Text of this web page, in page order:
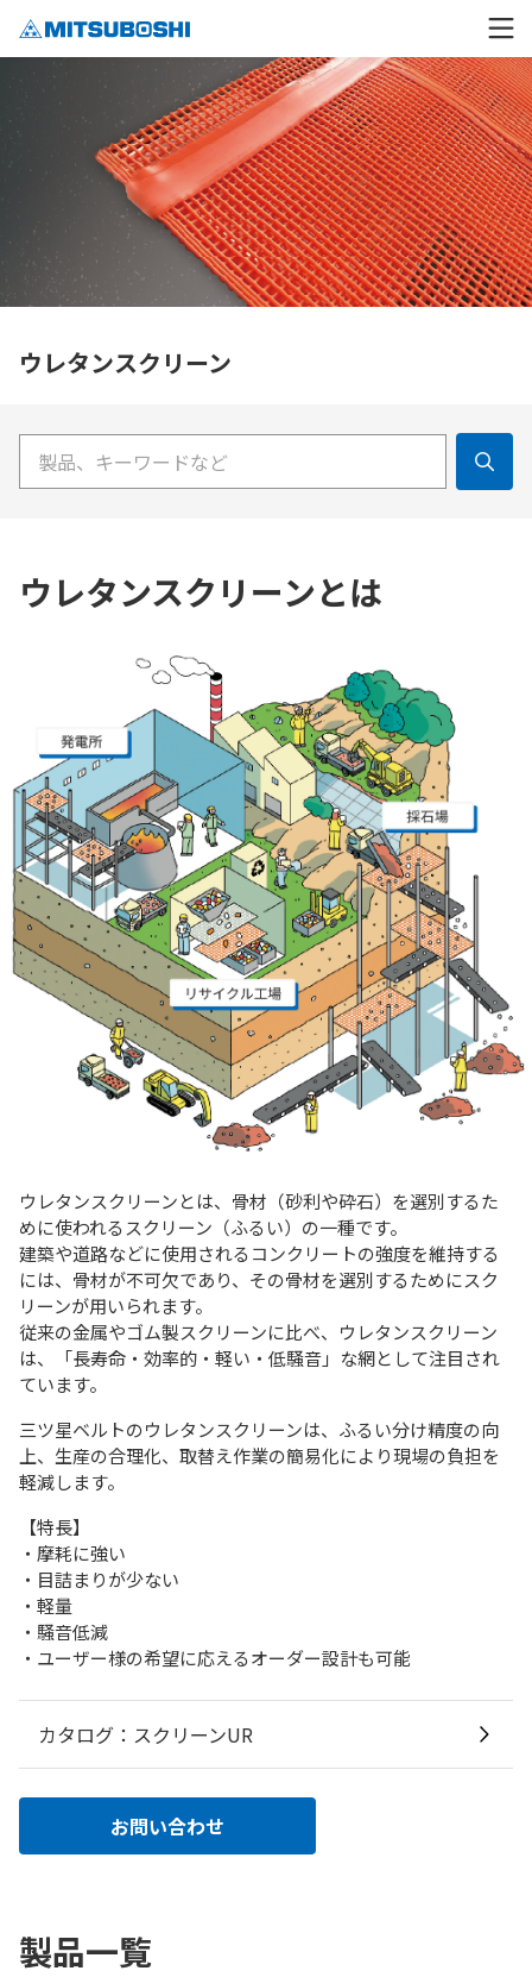
ウレタンスクリーン
検索キーワード入力
ウレタンスクリーンとは
ウレタンスクリーンとは、骨材（砂利や砕石）を選別するた
めに使われるスクリーン（ふるい）の一種です。
建築や道路などに使用されるコンクリートの強度を維持する
には、骨材が不可欠であり、その骨材を選別するためにスク
リーンが用いられます。
従来の金属やゴム製スクリーンに比べ、ウレタンスクリーン
は、「長寿命・効率的・軽い・低騒音」な網として注目され
ています。
三ツ星ベルトのウレタンスクリーンは、ふるい分け精度の向
上、生産の合理化、取替え作業の簡易化により現場の負担を
軽減します。
【特長】
・摩耗に強い
・目詰まりが少ない
・軽量
・騒音低減
・ユーザー様の希望に応えるオーダー設計も可能
カタログ：スクリーンUR
お問い合わせ
製品一覧